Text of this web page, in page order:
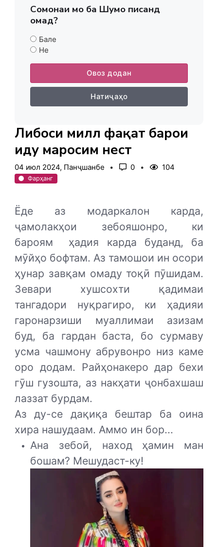
Сомонаи мо ба Шумо писанд
омад?
Бале
Не
Овоз додан
Натиҷаҳо
Либоси миллӣ фақат барои
иду маросим нест
04 июл 2024, Панҷшанбе 0 104
Фарҳанг
Ёде аз модаркалон карда,
ҷамолакҳои зебояшонро, ки
бароям
ҳадия карда буданд, ба
мӯйҳо бофтам. Аз тамошои ин осори
ҳунар завқам омаду тоқӣ пӯшидам.
Зевари хушсохти қадимаи
тангадори нуқрагиро, ки ҳадияи
гаронарзиши муаллимаи азизам
буд, ба гардан баста, бо сурмаву
усма чашмону абрувонро низ каме
оро додам. Райҳонакеро дар бехи
гӯш гузошта, аз накҳати ҷонбахшаш
лаззат бурдам.
Аз ду-се дақиқа бештар ба оина
хира нашудаам. Аммо ин бор...
Ана зебоӣ, наход ҳамин ман
бошам? Мешудаст-ку!